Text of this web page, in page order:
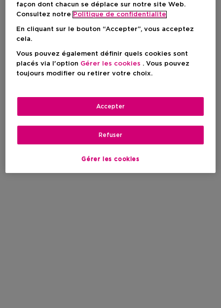
façon dont chacun se déplace sur notre site Web.
Consultez notre Politique de confidentialite
En cliquant sur le bouton “Accepter”, vous acceptez
cela.
Vous pouvez également définir quels cookies sont
placés via l'option Gérer les cookies . Vous pouvez
toujours modifier ou retirer votre choix.
Gérer les cookies
Refuser
Accepter